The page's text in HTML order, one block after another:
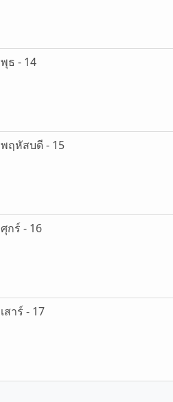
พุธ - 14
พฤหัสบดี - 15
ศุกร์ - 16
เสาร์ - 17